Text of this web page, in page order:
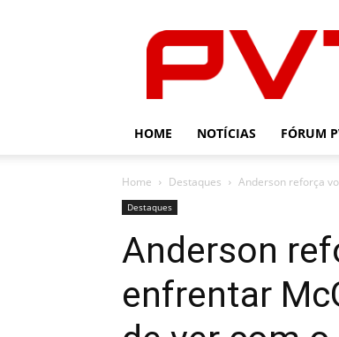
HOME NOTÍCIAS FÓRUM
Home Destaques Anderson reforça
Destaques
Anderson
enfrentar